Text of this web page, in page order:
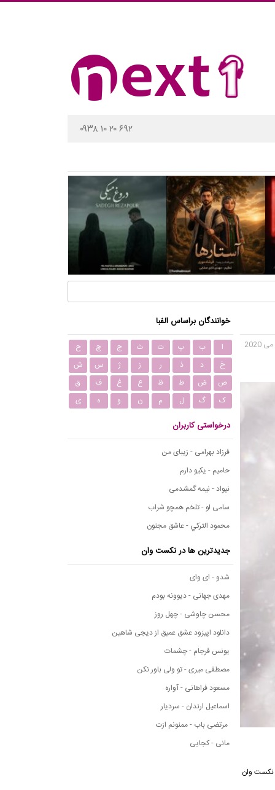
۰۹۳۸ ۱۰ ۲۰ ۶۹۲
نکست وان
خوانندگان براساس الفبا
ا ب پ ت ث ج چ
ح
خ
د ذ ر ز ژ س
ش
ص
ض ط ظ ع غ ف
ق
ک
گ ل م ن و ه ی
درخواستی کاربران
فرزاد بهرامی - زیبای من
حامیم - یکیو دارم
نیواد - نیمه گمشدمی
سامی لو - تلخم همچو شراب
محمود التركي - عاشق مجنون
جدیدترین ها در نکست وان
شدو - ای وای
مهدی جهانی - دیوونه بودم
محسن چاوشی - چهل روز
دانلود اپیزود عشق عمیق از دیجی شاهین
یونس فرجام - چشمات
مصطفی میری - تو ولی باور نکن
مسعود فراهانی - آواره
اسماعیل ارندان - سردیار
مرتضی باب - ممنونم ازت
مانی - کجایی